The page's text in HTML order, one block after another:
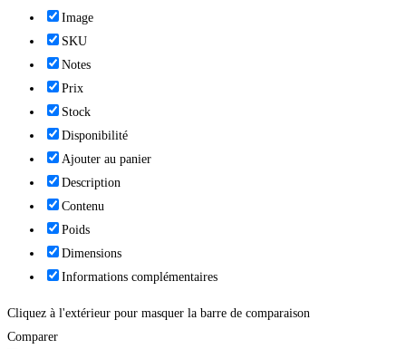
Image
SKU
Notes
Prix
Stock
Disponibilité
Ajouter au panier
Description
Contenu
Poids
Dimensions
Informations complémentaires
Cliquez à l'extérieur pour masquer la barre de comparaison
Comparer